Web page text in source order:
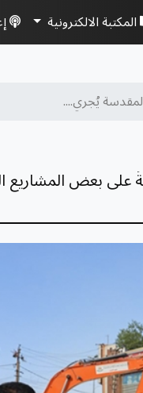
المكتبة الالكترونية
يُجري....
على بعض